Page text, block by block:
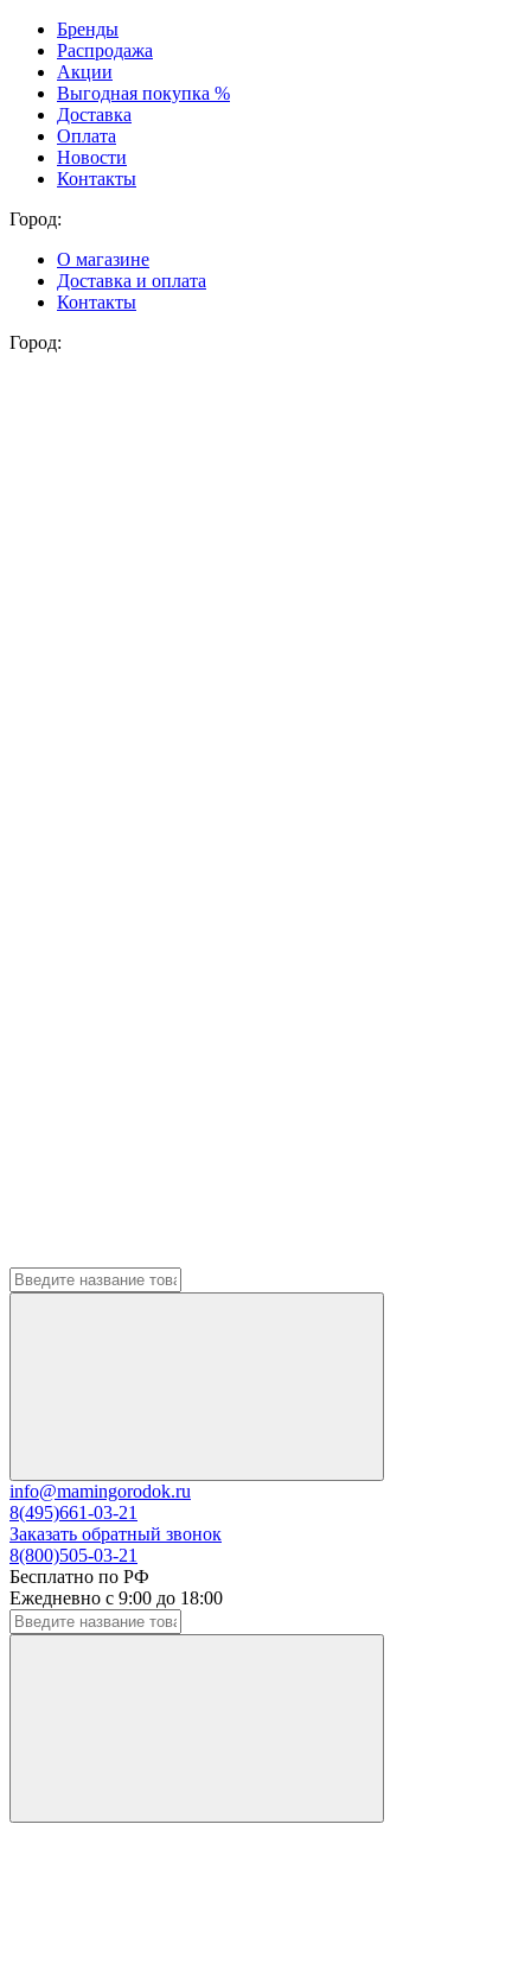
Бренды
Распродажа
Акции
Выгодная покупка %
Доставка
Оплата
Новости
Контакты
Город:
О магазине
Доставка и оплата
Контакты
Город:
info@mamingorodok.ru
8(495)661-03-21
Заказать обратный звонок
8(800)505-03-21
Бесплатно по РФ
Ежедневно с 9:00 до 18:00